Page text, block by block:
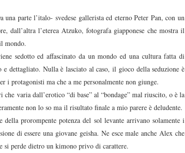
parte l’italo- svedese gallerista ed eterno Peter Pan, con un
dall’altra l’eterea Atzuko, fotografa giapponese che mostra il
mondo.
sedotto ed affascinato da un mondo ed una cultura fatta di
dettagliato. Nulla è lasciato al caso, il gioco della seduzione è
i protagonisti ma che a me personalmente non giunge.
varia dall’erotico “di base” al “bondage” mal riuscito, o è la
non lo so ma il risultato finale a mio parere è deludente.
prorompente potenza del sol levante arrivano solamente i
di essere una giovane geisha. Ne esce male anche Alex che
si perde dietro un kimono privo di carattere.